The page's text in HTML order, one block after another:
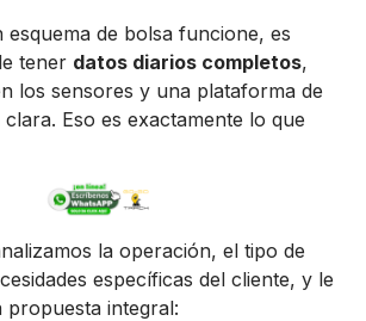
esquema de bolsa funcione, es
tener datos diarios completos,
los sensores y una plataforma de
Eso es exactamente lo que
la operación, el tipo de
específicas del cliente, y le
propuesta integral: